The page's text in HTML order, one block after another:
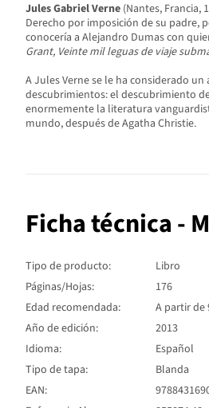
Jules Gabriel Verne (Nantes, Francia,
Derecho por imposición de su padre,
conocería a Alejandro Dumas con
Grant, Veinte mil leguas de viaje
A Jules Verne se le ha considerado
descubrimientos: el descubrimiento
enormemente la literatura
mundo, después de Agatha Christie.
Ficha técnica -
Tipo de producto:
Libro
Páginas/Hojas:
176
Edad recomendada:
A partir de
Año de edición:
2013
Idioma:
Español
Tipo de tapa:
Blanda
EAN: